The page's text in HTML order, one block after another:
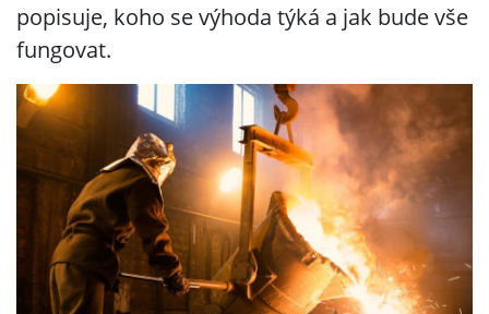
popisuje, koho se výhoda týká a jak bude vše
fungovat.